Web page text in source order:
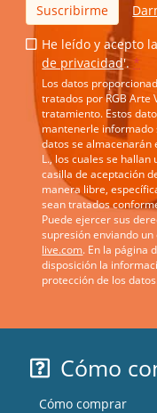
Suscribirme
He leído y acepto
de privacidad'.*
Los datos
tratados por RGB Arte
tratamiento. Estos
mantenerle informado
datos se almacenarán
L., los cuales se
casilla de aceptación
manera libre,
sean tratados
Puede ejercer sus
supresión enviando
live.com. En la página
disposición la
protección de los datos.
Cómo
Cómo comprar